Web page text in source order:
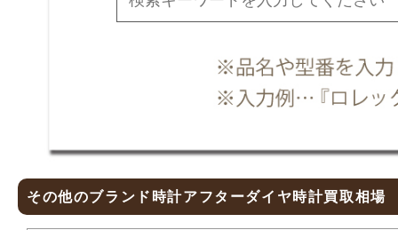
その他のブランド時計アフターダイヤ時計買取相場